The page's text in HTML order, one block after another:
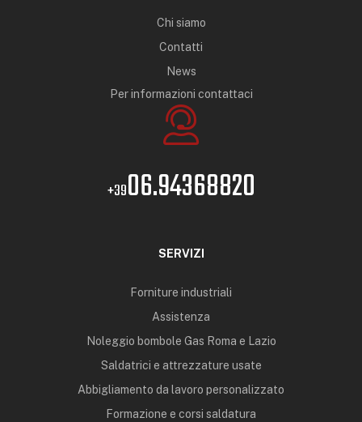
Chi siamo
Contatti
News
Per informazioni contattaci
+3906.94368820
SERVIZI
Forniture industriali
Assistenza
Noleggio bombole Gas Roma e Lazio
Saldatrici e attrezzature usate
Abbigliamento da lavoro personalizzato
Formazione e corsi saldatura